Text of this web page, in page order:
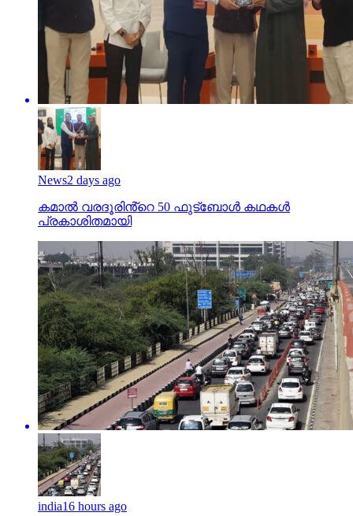
News2 days ago
കമാൽ വരദൂരിൻ്റെ 50 ഫുട്ബോൾ കഥകൾ
പ്രകാശിതമായി
india16 hours ago